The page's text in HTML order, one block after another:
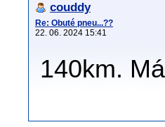
couddy
Re: Obuté pneu...??
22. 06. 2024 15:41
140km.